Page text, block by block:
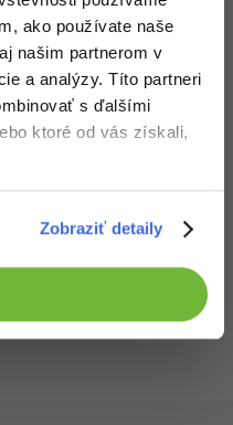
ako používate naše
našim partnerom v
a analýzy. Títo partneri
s ďalšími
ktoré od vás získali,
Zobraziť detaily
s licenčnými podmienkami
kB)
kódov v jazyku Delphi